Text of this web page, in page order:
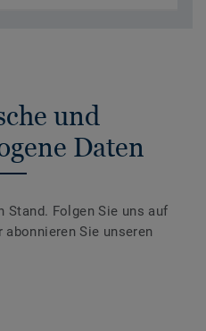
und
Daten
Stand. Folgen Sie uns auf
abonnieren Sie unseren